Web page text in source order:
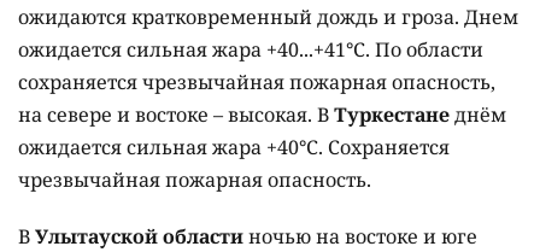
ожидаются кратковременный дождь и гроза. Днем
ожидается сильная жара +40...+41°C. По области
сохраняется чрезвычайная пожарная опасность,
на севере и востоке – высокая. ВТуркестанеднём
ожидается сильная жара +40°C. Сохраняется
чрезвычайная пожарная опасность.
ВУлытауской областиночью на востоке и юге